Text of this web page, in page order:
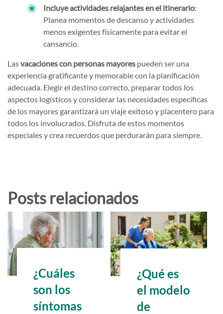
Incluye actividades relajantes en el itinerario:
Planea momentos de descanso y actividades
menos exigentes físicamente para evitar el
cansancio.
Lasvacaciones con personas mayores pueden ser una
experiencia gratificante y memorable con la planificación
adecuada. Elegir el destino correcto, preparar todos los
aspectos logísticos y considerar las necesidades específicas
de los mayores garantizará un viaje exitoso y placentero para
todos los involucrados. Disfruta de estos momentos
especiales y crea recuerdos que perdurarán para siempre.
Posts relacionados
¿Cuáles
son los
síntomas
¿Qué es
el modelo
de